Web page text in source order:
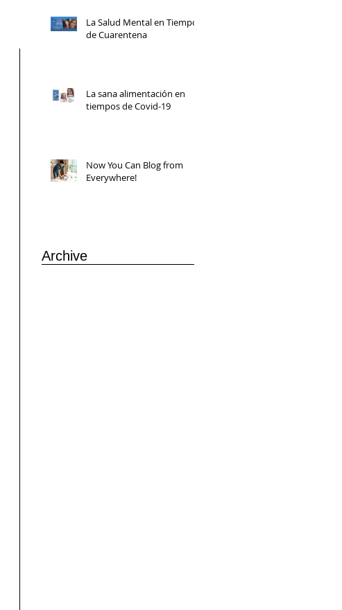
La Salud Mental en Tiempos
de Cuarentena
La sana alimentación en
tiempos de Covid-19
Now You Can Blog from
Everywhere!
Archive